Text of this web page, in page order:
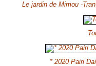
Le jardin de Mimou -
* 2020 Pairi